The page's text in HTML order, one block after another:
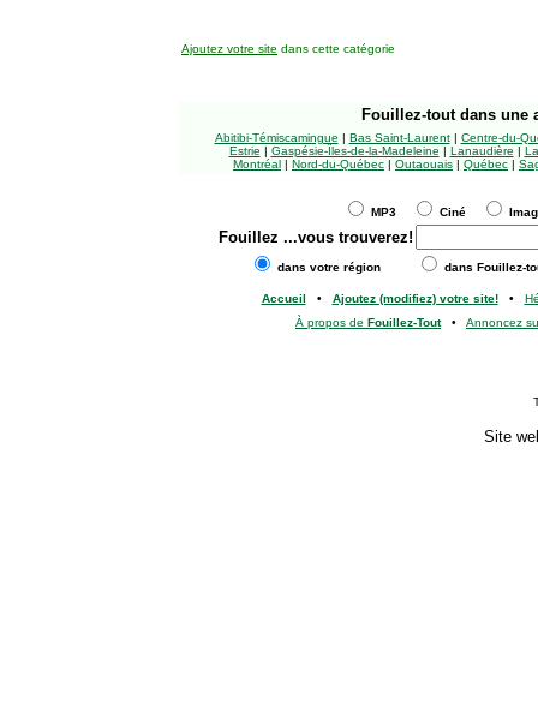
Ajoutez votre site dans cette catégorie
Fouillez-tout dans une
Abitibi-Témiscamingue | Bas Saint-Laurent| Centre-du-
Estrie | Gaspésie-Îles-de-la-Madeleine | Lanaudière |
Montréal | Nord-du-Québec | Outaouais | Québec |
MP3 Ciné
Fouillez ...vous trouverez!
dans votre région dans Fouillez-
Accueil • Ajoutez (modifiez) votre site!•
À propos de Fouillez-Tout• Annoncez
Site